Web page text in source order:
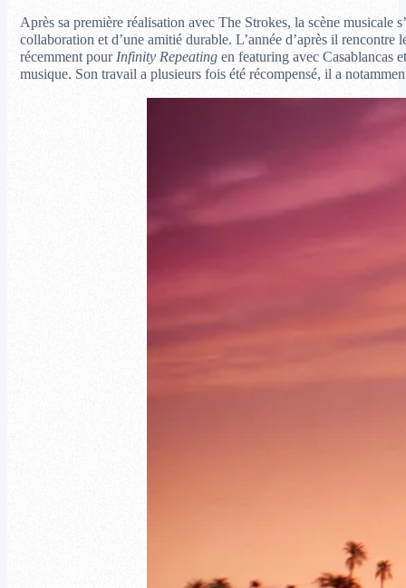
Après sa première réalisation avec The Strokes, la scène
collaboration et d’une amitié durable. L’année d’après il rencontre
récemment pourInfinity Repeating en featuring avec Casablancas
musique. Son travail a plusieurs fois été récompensé, il a